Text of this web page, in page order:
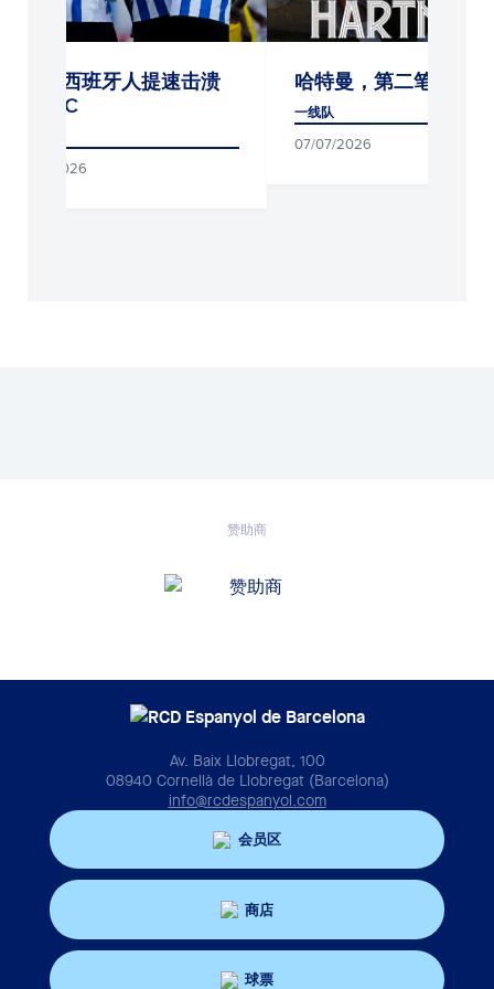
哈特曼，第二笔引援
一线队
07/07/2026
友谊赛对阵波城
一线队
赞助商
Av. Baix Llobregat, 100
08940 Cornellà de Llobregat (Barcelona)
info@rcdespanyol.com
会员区
商店
球票